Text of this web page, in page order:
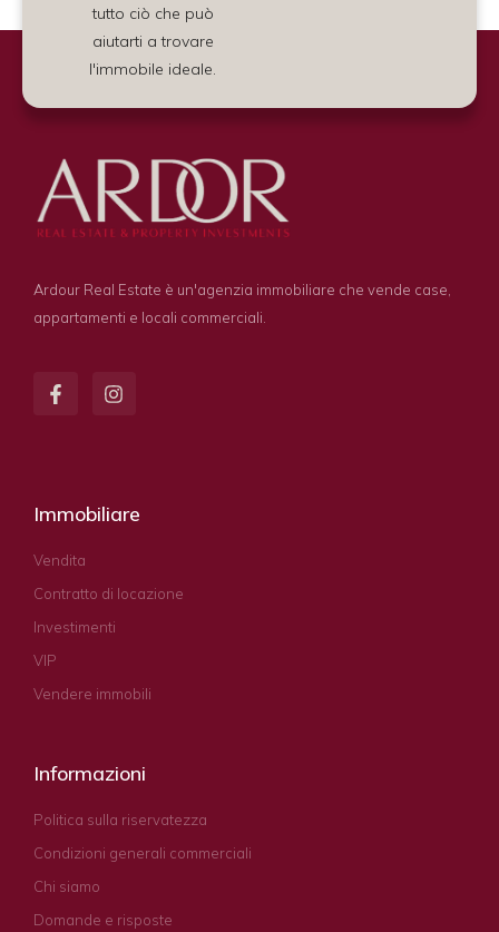
tutto ciò che può
aiutarti a trovare
l'immobile ideale.
Ardour Real Estate è un'agenzia immobiliare che vende case,
appartamenti e locali commerciali.
Immobiliare
Vendita
Contratto di locazione
Investimenti
VIP
Vendere immobili
Informazioni
Politica sulla riservatezza
Condizioni generali commerciali
Chi siamo
Domande e risposte